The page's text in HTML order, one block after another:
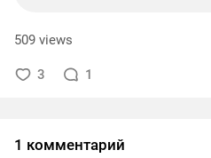
509 views
3 1
1 комментарий